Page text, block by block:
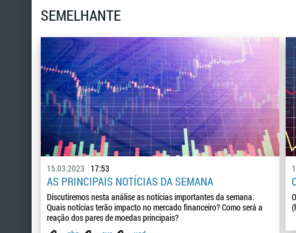
SEMELHANTE
15.03.2023 17:53
AS PRINCIPAIS NOTÍCIAS DA SEMANA
Discutiremos nesta análise as notícias importantes da semana.
Quais notícias terão impacto no mercado financeiro? Como será a
reação dos pares de moedas principais?